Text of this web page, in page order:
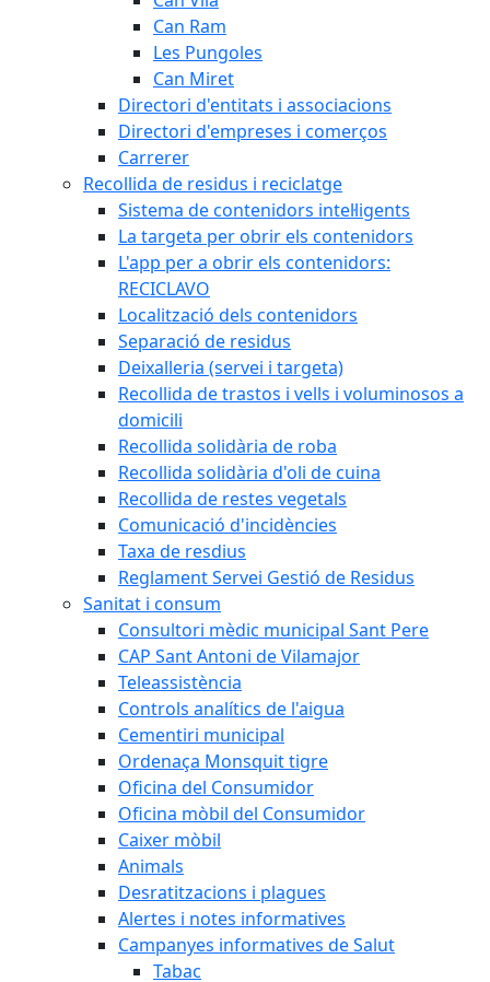
Can Ram
Les Pungoles
Can Miret
Directori d'entitats i associacions
Directori d'empreses i comerços
Carrerer
Recollida de residus i reciclatge
Sistema de contenidors intel·ligents
La targeta per obrir els contenidors
L'app per a obrir els contenidors:
RECICLAVO
Localització dels contenidors
Separació de residus
Deixalleria (servei i targeta)
Recollida de trastos i vells i voluminosos a
domicili
Recollida solidària de roba
Recollida solidària d'oli de cuina
Recollida de restes vegetals
Comunicació d'incidències
Taxa de resdius
Reglament Servei Gestió de Residus
Sanitat i consum
Consultori mèdic municipal Sant Pere
CAP Sant Antoni de Vilamajor
Teleassistència
Controls analítics de l'aigua
Cementiri municipal
Ordenaça Monsquit tigre
Oficina del Consumidor
Oficina mòbil del Consumidor
Caixer mòbil
Animals
Desratitzacions i plagues
Alertes i notes informatives
Campanyes informatives de Salut
Tabac